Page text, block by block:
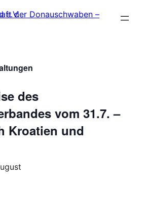
des
vom 31.7. –
Kroatien und